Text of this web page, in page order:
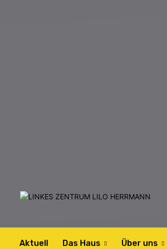
Aktuell Das Haus Über uns